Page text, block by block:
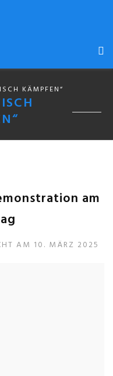
KÄMPFEN“
am
AM 10. MÄRZ 2025